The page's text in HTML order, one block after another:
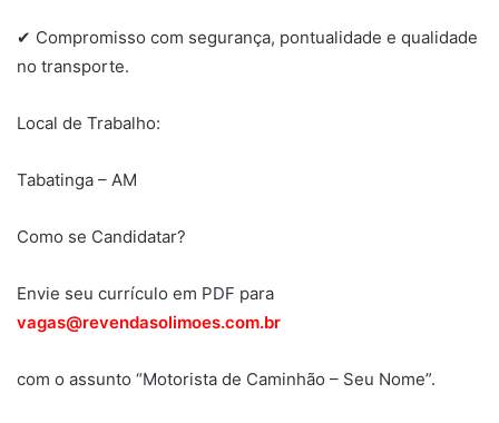
✔ Compromisso com segurança, pontualidade e qualidade
no transporte.
Local de Trabalho:
Tabatinga – AM
Como se Candidatar?
Envie seu currículo em PDF para
vagas@revendasolimoes.com.br
com o assunto “Motorista de Caminhão – Seu Nome”.